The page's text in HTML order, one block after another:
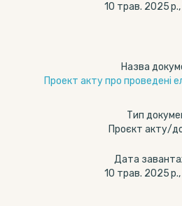
10 трав. 2025 р.,
Назва
Проект акту про проведені
Тип
Проєкт акту/
Дата
10 трав. 2025 р.,